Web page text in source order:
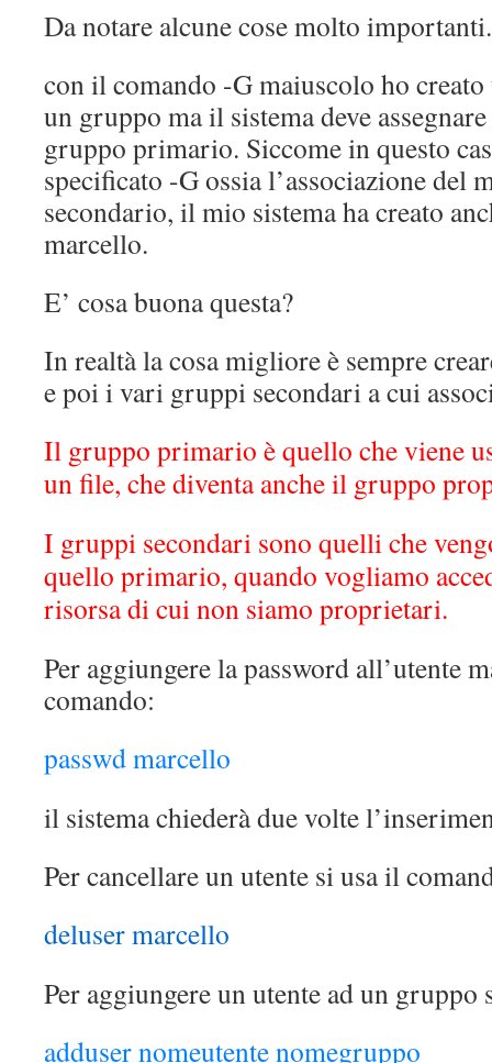
Da notare alcune cose molto importanti.
con il comando -G maiuscolo ho
un gruppo ma il sistema deve
gruppo primario. Siccome in questo
specificato -G ossia l’associazione del
secondario, il mio sistema ha creato
marcello.
E’ cosa buona questa?
In realtà la cosa migliore è sempre
e poi i vari gruppi secondari a cui
Il gruppo primario è quello che viene
un file, che diventa anche il gruppo
I gruppi secondari sono quelli che
quello primario, quando vogliamo
risorsa di cui non siamo proprietari.
Per aggiungere la password all’utente
comando:
passwd marcello
il sistema chiederà due volte
Per cancellare un utente si usa il
deluser marcello
Per aggiungere un utente ad un gruppo
adduser nomeutente nomegruppo